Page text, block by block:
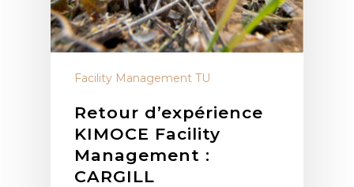
Facility Management TU
Retour d’expérience
KIMOCE Facility
Management :
CARGILL